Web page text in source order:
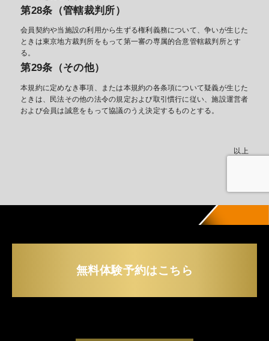
第28条（管轄裁判所）
会員契約や当施設の利用から生ずる権利義務について、争いが生じた
ときは東京地方裁判所をもって第一審の専属的合意管轄裁判所とす
る。
第29条（その他）
本規約に定めなき事項、または本規約の各条項について疑義が生じた
ときは、民法その他の法令の規定および取引慣行に従い、施設運営者
および会員は誠意をもって協議のうえ決定するものとする。
以上
無料体験予約はこちら